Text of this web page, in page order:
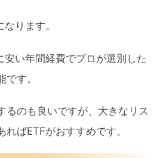
ります。
安い年間経費でプロが選別した
す。
るのも良いですが、大きなリス
ばETFがおすすめです。